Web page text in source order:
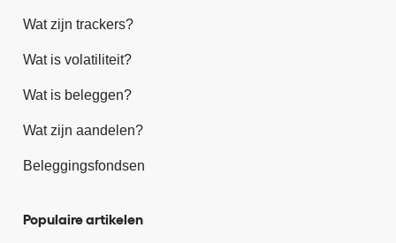
Wat zijn trackers?
Wat is volatiliteit?
Wat is beleggen?
Wat zijn aandelen?
Beleggingsfondsen
Populaire artikelen